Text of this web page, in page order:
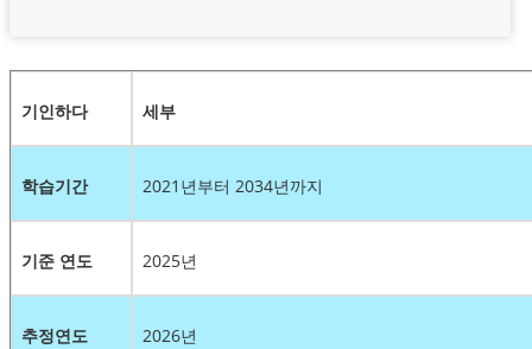
기인하다 세부
학습기간 2021년부터 2034년까지
기준 연도 2025년
추정연도 2026년